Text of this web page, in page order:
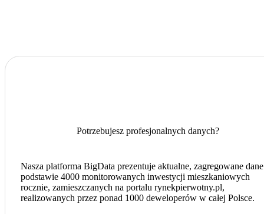
Potrzebujesz profesjonalnych danych?
Nasza platforma BigData prezentuje aktualne, zagregowane
podstawie 4000 monitorowanych inwestycji mieszkaniowych
rocznie, zamieszczanych na portalu rynekpierwotny.pl,
realizowanych przez ponad 1000 deweloperów w całej Polsce.